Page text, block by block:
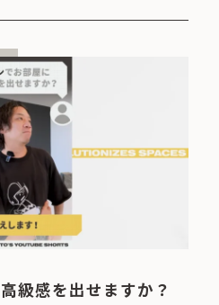
級感を出せますか？